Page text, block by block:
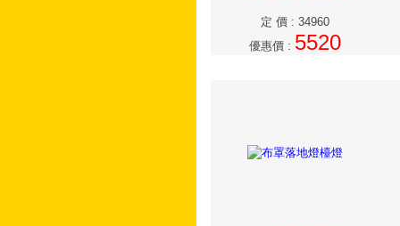
定 價: 34960
優惠價: 5520